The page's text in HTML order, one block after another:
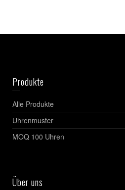
Produkte
Alle Produkte
Uhrenmuster
MOQ 100 Uhren
Über uns